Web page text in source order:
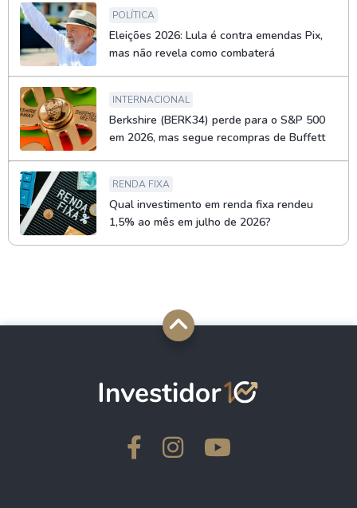
POLÍTICA
Eleições 2026: Lula é contra emendas Pix,
mas não revela como combaterá
INTERNACIONAL
Berkshire (BERK34) perde para o S&P 500
em 2026, mas segue recompras de Buffett
RENDA FIXA
Qual investimento em renda fixa rendeu
1,5% ao mês em julho de 2026?